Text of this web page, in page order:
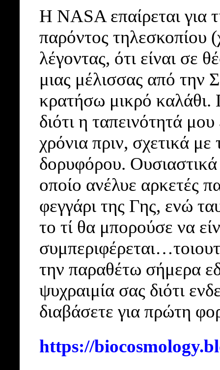
H NASA επαίρεται για
παρόντος τηλεσκοπίου
λέγοντας, ότι είναι σε
μιας μέλισσας από την
κρατήσω μικρό
διότι η ταπεινότητά
χρόνια πριν, σχετικά
δορυφόρου. Ουσιαστικά
οποίο ανέλυε αρκετές
φεγγάρι της Γης, ενώ
το τί θα μπορούσε να
την παραθέτω σήμερα
ψυχραιμία σας διότι
διαβάσετε για πρώτη
https://